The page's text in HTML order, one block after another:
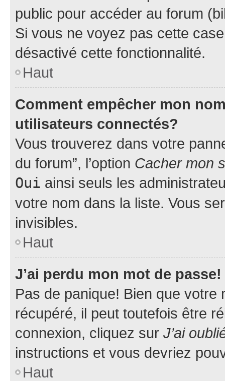
public pour accéder au forum
Si vous ne voyez pas cette
désactivé cette fonctionnalité.
Haut
Comment empêcher mon
utilisateurs connectés?
Vous trouverez dans votre
du forum”, l’option Cacher mon
Oui ainsi seuls les
votre nom dans la liste. Vous
invisibles.
Haut
J’ai perdu mon mot de passe!
Pas de panique! Bien que
récupéré, il peut toutefois être
connexion, cliquez sur J’ai
instructions et vous devriez
Haut